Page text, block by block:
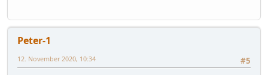
Peter-1
#5
12. November 2020, 10:34